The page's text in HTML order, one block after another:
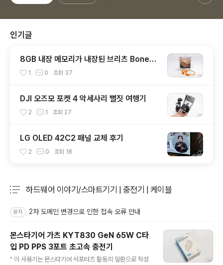
인기글
8GB 내장 메모리가 내장된 브리츠 BoneW
ave8 스포츠 골전도 블루투스 이어폰
1 0 조회 37
DJI 오즈모 포켓 4 악세사리 뻘짓 여행기
2 1 조회 27
LG OLED 42C2 패널 교체 후기
2 0 조회 18
하드웨어 이야기/스마트기기 | 충전기 | 케이블
공지 2차 도메인 변경으로 인한 접속 오류 안내
몬스타기어 가츠 KYT830 GeN 65W C타
입 PD PPS 3포트 초고속 충전기
" 이 사용기는 몬스타기어 서포터즈 활동의 일환으로 작성